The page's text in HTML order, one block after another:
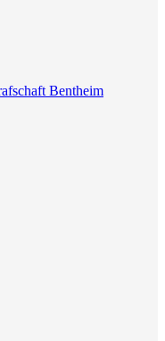
Bentheim